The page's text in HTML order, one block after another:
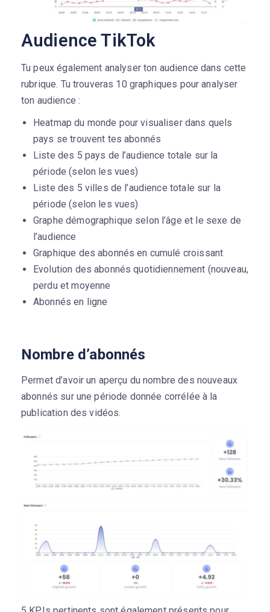
Audience TikTok
Tu peux également analyser ton audience dans cette
rubrique. Tu trouveras 10 graphiques pour analyser
ton audience :
Heatmap du monde pour visualiser dans quels
pays se trouvent tes abonnés
Liste des 5 pays de l’audience totale sur la
période (selon les vues)
Liste des 5 villes de l’audience totale sur la
période (selon les vues)
Graphe démographique selon l’âge et le sexe de
l’audience
Graphique des abonnés en cumulé croissant
Evolution des abonnés quotidiennement (nouveau,
perdu et moyenne
Abonnés en ligne
Nombre d’abonnés
Permet d’avoir un aperçu du nombre des nouveaux
abonnés sur une période donnée corrélée à la
publication des vidéos.